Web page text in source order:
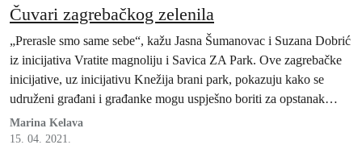
Čuvari zagrebačkog zelenila
„Prerasle smo same sebe“, kažu Jasna Šumanovac i Suzana Dobrić
iz inicijativa Vratite magnoliju i Savica ZA Park. Ove zagrebačke
inicijative, uz inicijativu Knežija brani park, pokazuju kako se
udruženi građani i građanke mogu uspješno boriti za opstanak
zelenila u gradu.
Marina Kelava
15. 04. 2021.